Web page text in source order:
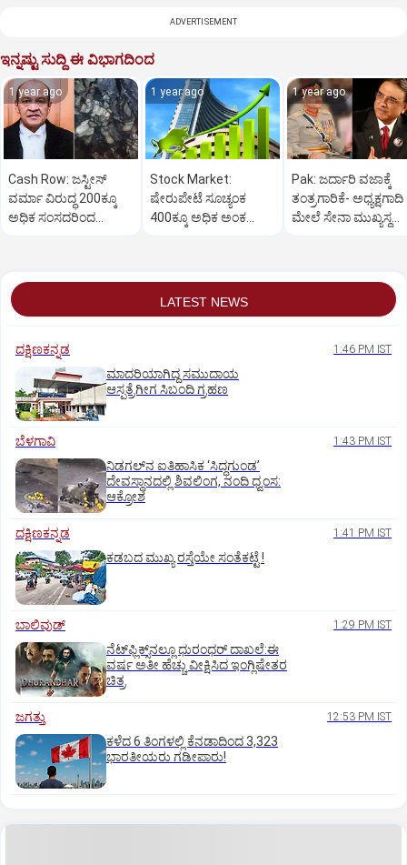
ADVERTISEMENT
ಇನ್ನಷ್ಟು ಸುದ್ದಿ ಈ ವಿಭಾಗದಿಂದ
1 year ago
Cash Row: ಜಸ್ಟೀಸ್‌
ವರ್ಮಾ ವಿರುದ್ಧ 200ಕ್ಕೂ
ಅಧಿಕ ಸಂಸದರಿಂದ
1 year ago
Stock Market:
ಷೇರುಪೇಟೆ ಸೂಚ್ಯಂಕ
400ಕ್ಕೂ ಅಧಿಕ ಅಂಕ
1 year ago
Pak: ಜರ್ದಾರಿ ವಜಾಕ್ಕೆ
ತಂತ್ರಗಾರಿಕೆ- ಅಧ್ಯಕ್ಷಗಾದಿ
ಮೇಲೆ ಸೇನಾ ಮುಖ್ಯಸ್ಥ
LATEST NEWS
ದಕ್ಷಿಣಕನ್ನಡ 1:46 PM IST
ಮಾದರಿಯಾಗಿದ್ದ ಸಮುದಾಯ
ಆಸ್ಪತ್ರೆಗೀಗ ಸಿಬಂದಿ ಗ್ರಹಣ
ಬೆಳಗಾವಿ 1:43 PM IST
ನಿಡಗಲ್‌ನ ಐತಿಹಾಸಿಕ ‘ಸಿದ್ಧಗುಂಡ’
ದೇವಸ್ಥಾನದಲ್ಲಿ ಶಿವಲಿಂಗ, ನಂದಿ ಧ್ವಂಸ:
ಆಕ್ರೋಶ
ದಕ್ಷಿಣಕನ್ನಡ 1:41 PM IST
ಕಡಬದ ಮುಖ್ಯ ರಸ್ತೆಯೇ ಸಂತೆಕಟ್ಟೆ !
ಬಾಲಿವುಡ್‌ 1:29 PM IST
ನೆಟ್‌ಫ್ಲಿಕ್ಸ್‌ನಲ್ಲೂ ಧುರಂಧರ್‌ ದಾಖಲೆ:ಈ
ವರ್ಷ ಅತೀ ಹೆಚ್ಚು ವೀಕ್ಷಿಸಿದ ಇಂಗ್ಲಿಷೇತರ
ಚಿತ್ರ
ಜಗತ್ತು 12:53 PM IST
ಕಳೆದ 6 ತಿಂಗಳಲ್ಲಿ ಕೆನಡಾದಿಂದ 3,323
ಭಾರತೀಯರು ಗಡೀಪಾರು!